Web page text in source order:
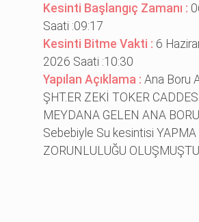
Kesinti Başlangıç Zamanı :
Saati :09:17
Kesinti Bitme Vakti : 6
2026 Saati :10:30
Yapılan Açıklama :Ana Boru
ŞHT.ER ZEKİ TOKER
MEYDANA GELEN ANA
Sebebiyle Su kesintisi YAPMA
ZORUNLULUĞU